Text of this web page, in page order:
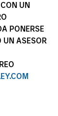
UN
PONERSE
UN ASESOR